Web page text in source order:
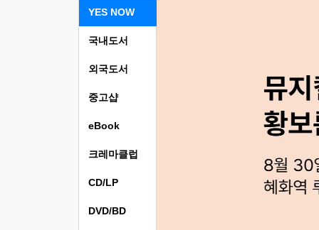
YES NOW
국내도서
외국도서
중고샵
eBook
크레마클럽
CD/LP
DVD/BD